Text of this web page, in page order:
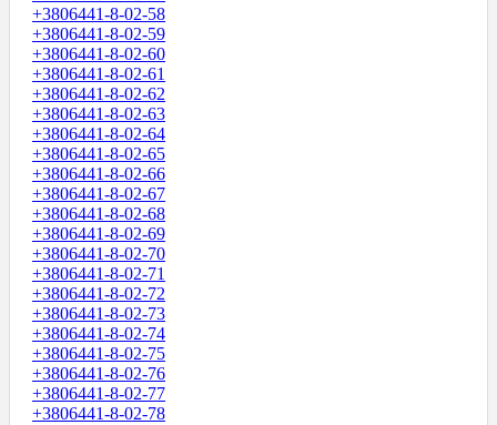
+3806441-8-02-58
+3806441-8-02-59
+3806441-8-02-60
+3806441-8-02-61
+3806441-8-02-62
+3806441-8-02-63
+3806441-8-02-64
+3806441-8-02-65
+3806441-8-02-66
+3806441-8-02-67
+3806441-8-02-68
+3806441-8-02-69
+3806441-8-02-70
+3806441-8-02-71
+3806441-8-02-72
+3806441-8-02-73
+3806441-8-02-74
+3806441-8-02-75
+3806441-8-02-76
+3806441-8-02-77
+3806441-8-02-78